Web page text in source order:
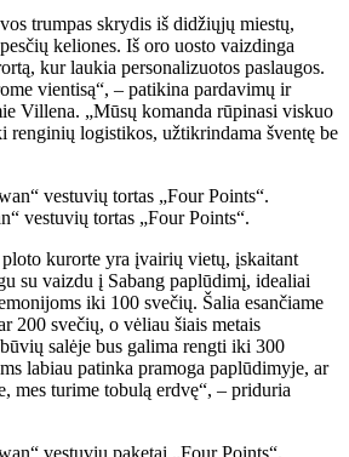
trumpas skrydis iš didžiųjų miestų,
keliones. Iš oro uosto vaizdinga
kur laukia personalizuotos paslaugos.
vientisą“, – patikina pardavimų ir
Villena. „Mūsų komanda rūpinasi viskuo
renginių logistikos, užtikrindama šventę be
vestuvių tortas „Four Points“.
kurorte yra įvairių vietų, įskaitant
su vaizdu į Sabang paplūdimį, idealiai
iki 100 svečių. Šalia esančiame
200 svečių, o vėliau šiais metais
salėje bus galima rengti iki 300
labiau patinka pramoga paplūdimyje, ar
mes turime tobulą erdvę“, – priduria